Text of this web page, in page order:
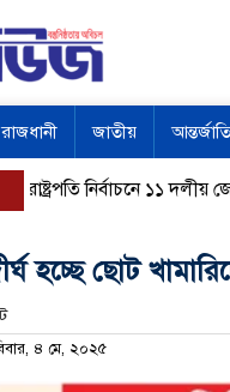
রাজধানী জাতীয়
নির্বাচনে ১১ দলীয়
হচ্ছে ছোট
৪ মে, ২০২৫